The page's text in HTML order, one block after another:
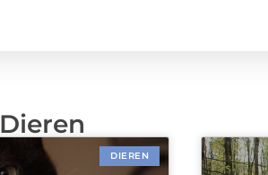
DIEREN